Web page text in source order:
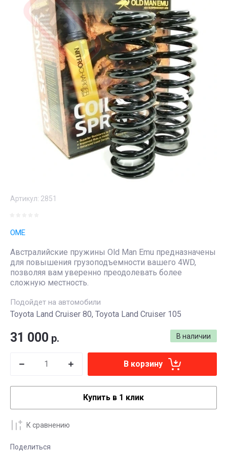
Артикул: 2851
OME
Австралийские пружины Old Man Emu предназначены
для повышения грузоподъемности вашего 4WD,
позволяя вам уверенно преодолевать более
сложную местность.
Подойдет на автомобили
Toyota Land Cruiser 80, Toyota Land Cruiser 105
В наличии
31 000 р.
В корзину
Купить в 1 клик
К сравнению
Поделиться